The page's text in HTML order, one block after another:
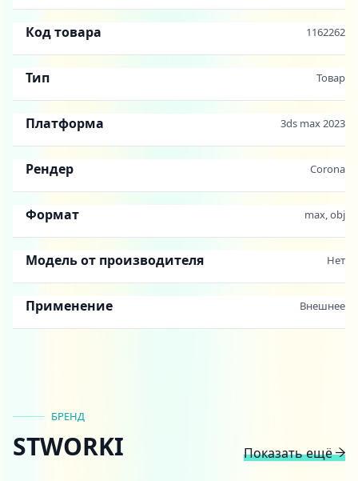
Код товара 1162262
Тип Товар
Платформа 3ds max 2023
Рендер Corona
Формат max, obj
Модель от производителя Нет
Применение Внешнее
БРЕНД
STWORKI Показать ещё